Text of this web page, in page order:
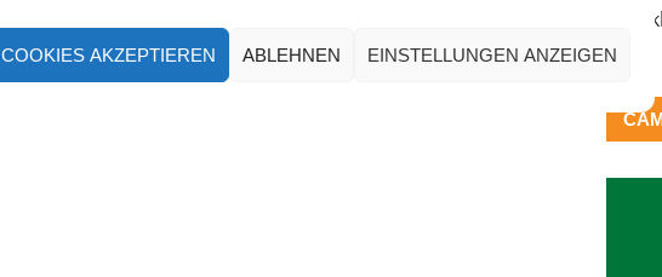
COOKIES AKZEPTIEREN ABLEHNEN EINSTELLUNGEN ANZEIGEN
eine